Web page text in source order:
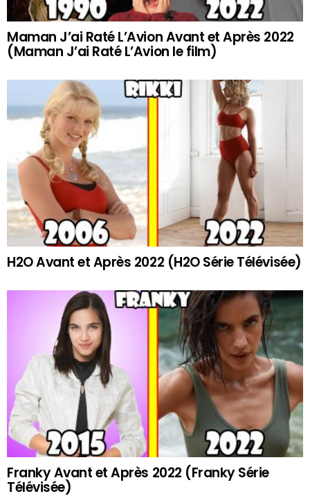
Maman J’ai Raté L’Avion Avant et Après 2022
(Maman J’ai Raté L’Avion le film)
H2O Avant et Après 2022 (H2O Série Télévisée)
Franky Avant et Après 2022 (Franky Série
Télévisée)